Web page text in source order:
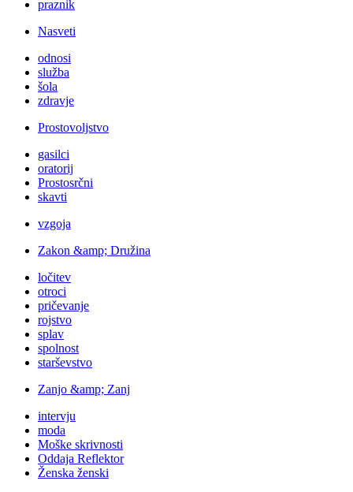
praznik
Nasveti
odnosi
služba
šola
zdravje
Prostovoljstvo
gasilci
oratorij
Prostosrčni
skavti
vzgoja
Zakon &amp; Družina
ločitev
otroci
pričevanje
rojstvo
splav
spolnost
starševstvo
Zanjo &amp; Zanj
intervju
moda
Moške skrivnosti
Oddaja Reflektor
Ženska ženski